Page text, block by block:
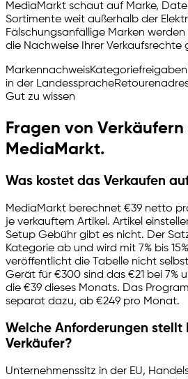
MediaMarkt schaut auf Marke,
Sortimente weit außerhalb der
Fälschungsanfällige Marken
die Nachweise Ihrer Verkaufsrechte
MarkennachweisKategoriefreigaben
in der Landessprache
Gut zu wissen
Fragen von Verkäufern
MediaMarkt.
Was kostet das Verkaufen
MediaMarkt berechnet €39 netto
je verkauftem Artikel. Artikel
Setup Gebühr gibt es nicht. Der
Kategorie ab und wird mit 7% bis
veröffentlicht die Tabelle nicht
Gerät für €300 sind das €21 bei 7%
die €39 dieses Monats. Das
separat dazu, ab €249 pro Monat.
Welche Anforderungen stellt
Verkäufer?
Unternehmenssitz in der EU,